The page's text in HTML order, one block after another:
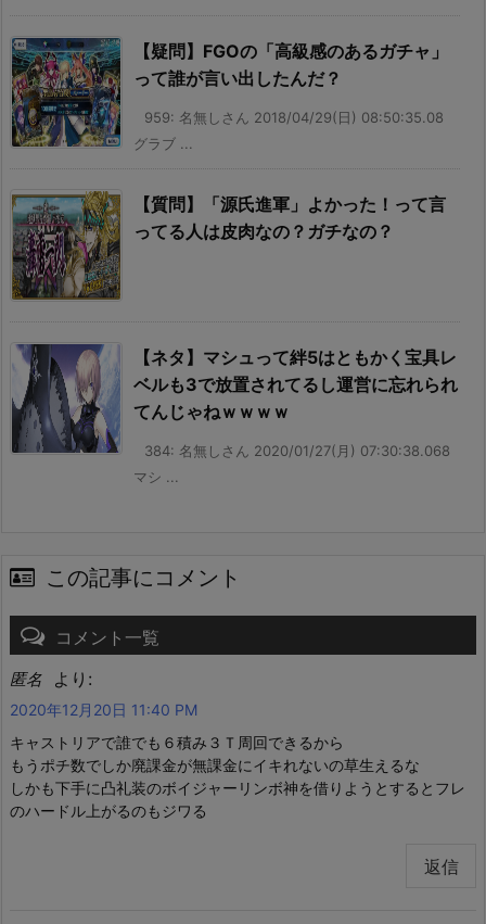
【疑問】FGOの「高級感のあるガチャ」
って誰が言い出したんだ？
959: 名無しさん 2018/04/29(日) 08:50:35.08
グラブ ...
【質問】「源氏進軍」よかった！って言
ってる人は皮肉なの？ガチなの？
【ネタ】マシュって絆5はともかく宝具レ
ベルも3で放置されてるし運営に忘れられ
てんじゃねｗｗｗｗ
384: 名無しさん 2020/01/27(月) 07:30:38.068
マシ ...
この記事にコメント
コメント一覧
匿名 より:
2020年12月20日 11:40 PM
キャストリアで誰でも６積み３Ｔ周回できるから
もうポチ数でしか廃課金が無課金にイキれないの草生えるな
しかも下手に凸礼装のボイジャーリンボ神を借りようとするとフレ
のハードル上がるのもジワる
返信